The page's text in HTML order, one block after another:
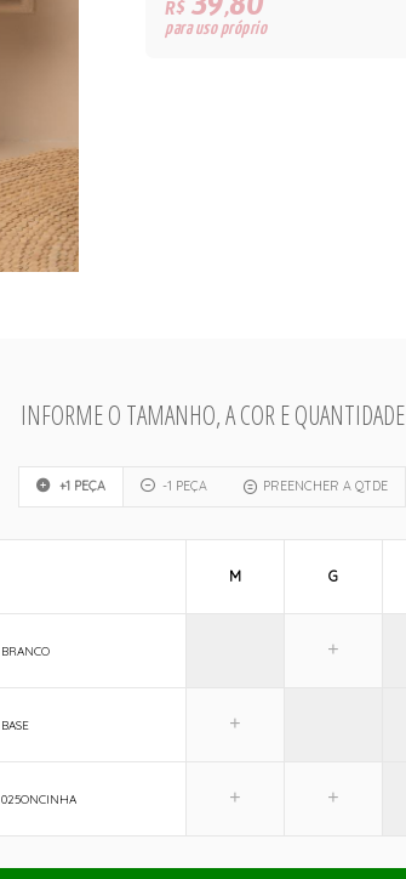
R$39,80
para uso próprio
INFORME O TAMANHO, A COR E QUANTIDADE
+1 PEÇA -1 PEÇA PREENCHER A QTDE
BRANCO
BASE
025ONCINHA
M G